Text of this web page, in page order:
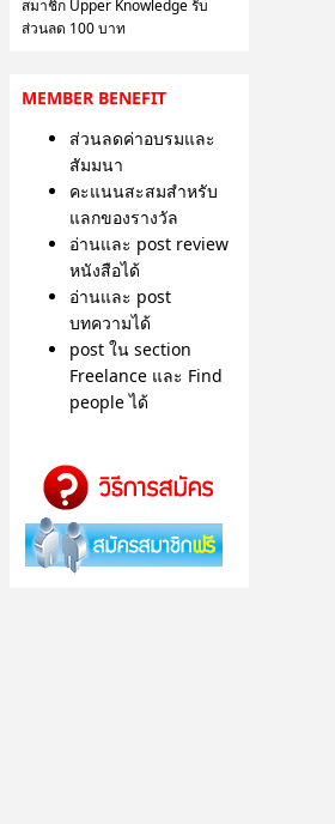
สมาชิก Upper Knowledge รับ
ส่วนลด 100 บาท
MEMBER BENEFIT
ส่วนลดค่าอบรมและ
สัมมนา
คะแนนสะสมสำหรับ
แลกของรางวัล
อ่านและ post review
หนังสือได้
อ่านและ post
บทความได้
post ใน section
Freelance และ Find
people ได้